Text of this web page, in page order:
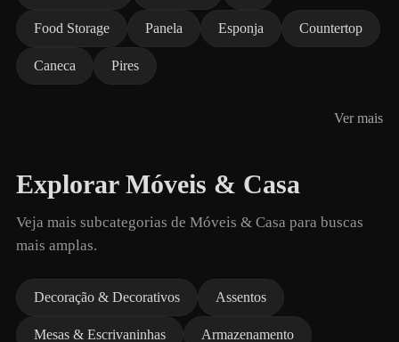
Food Storage Panela Esponja Countertop
Caneca Pires
Ver mais
Explorar Móveis & Casa
Veja mais subcategorias de Móveis & Casa para buscas
mais amplas.
Decoração & Decorativos Assentos
Mesas & Escrivaninhas Armazenamento